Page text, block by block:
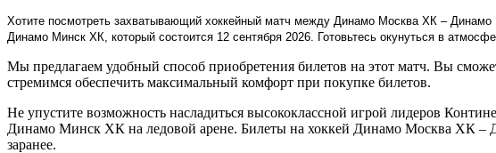
Хотите посмотреть захватывающий хоккейный матч между Динамо Москва ХК –
Динамо Минск ХК, который состоится 12 сентября 2026. Готовьтесь окунуться в
Мы предлагаем удобный способ приобретения билетов на этот матч. Вы
стремимся обеспечить максимальный комфорт при покупке билетов.
Не упустите возможность насладиться высококлассной игрой лидеров
Динамо Минск ХК на ледовой арене. Билеты на хоккей Динамо Москва ХК –
заранее.